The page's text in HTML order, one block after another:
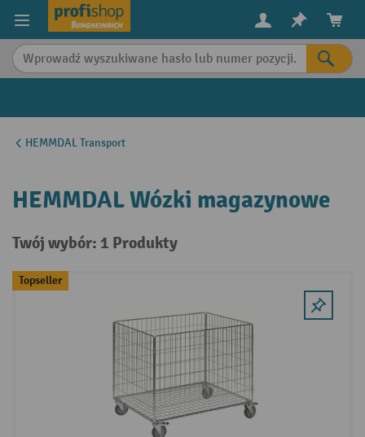
content
HEMMDAL Transport
HEMMDAL Wózki magazynowe
Twój wybór: 1 Produkty
Topseller